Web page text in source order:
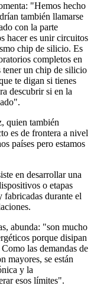
"Hemos hecho
también llamarse
con la parte
hacer es unir circuitos
chip de silicio. Es
completos en
un chip de silicio
te digan si tienes
descubrir si en la
quien también
es de frontera a nivel
países pero estamos
en desarrollar una
o etapas
fabricadas durante el
abunda: "son mucho
porque disipan
las demandas de
mayores, se están
y la
esos límites".